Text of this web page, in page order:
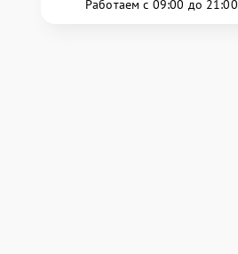
Работаем с 09:00 до 21:00